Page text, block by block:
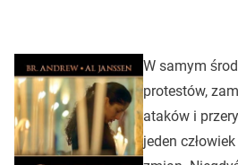
W samym
protestów,
ataków i
jeden